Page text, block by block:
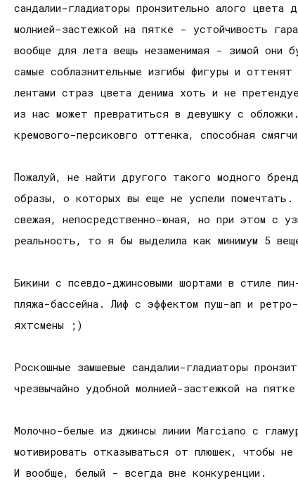
сандалии-гладиаторы пронзительно алого цвета
молнией-застежкой на пятке - устойчивость
вообще для лета вещь незаменимая - зимой они
самые соблазнительные изгибы фигуры и
лентами страз цвета денима хоть и не
из нас может превратиться в девушку с
кремового-персиковго оттенка, способная
Пожалуй, не найти другого такого модного
образы, о которых вы еще не успели помечтать.
свежая, непосредственно-юная, но при этом с
реальность, то я бы выделила как минимум 5
Бикини с псевдо-джинсовыми шортами в стиле
пляжа-бассейна. Лиф с эффектом пуш-ап и
яхтсмены ;)
Роскошные замшевые сандалии-гладиаторы
чрезвычайно удобной молнией-застежкой на
Молочно-белые из джинсы линии Marciano с
мотивировать отказываться от плюшек, чтобы
И вообще, белый - всегда вне конкуренции.